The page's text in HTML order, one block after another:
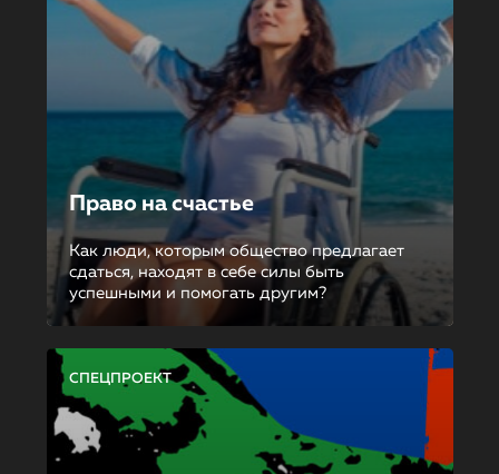
Право на счастье
Как люди, которым общество предлагает
сдаться, находят в себе силы быть
успешными и помогать другим?
СПЕЦПРОЕКТ